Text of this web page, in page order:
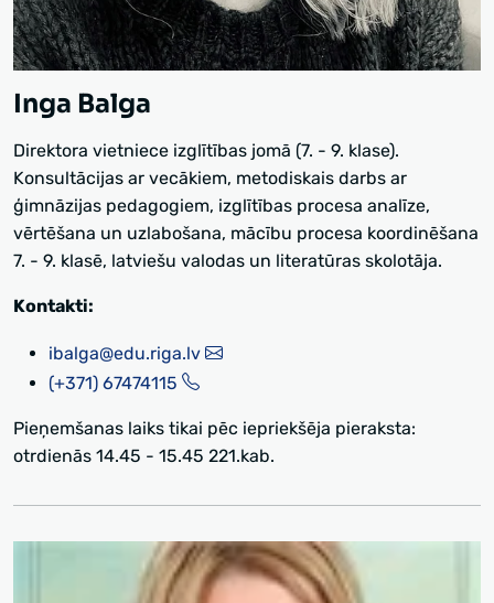
Inga Balga
Direktora vietniece izglītības jomā (7. - 9. klase).
Konsultācijas ar vecākiem, metodiskais darbs ar
ģimnāzijas pedagogiem, izglītības procesa analīze,
vērtēšana un uzlabošana, mācību procesa koordinēšana
7. - 9. klasē, latviešu valodas un literatūras skolotāja.
Kontakti:
ibalga@edu.riga.lv
(+371) 67474115
Pieņemšanas laiks tikai pēc iepriekšēja pieraksta:
otrdienās 14.45 - 15.45 221.kab.